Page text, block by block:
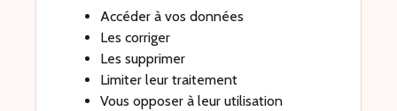
Accéder à vos données
Les corriger
Les supprimer
Limiter leur traitement
Vous opposer à leur utilisation